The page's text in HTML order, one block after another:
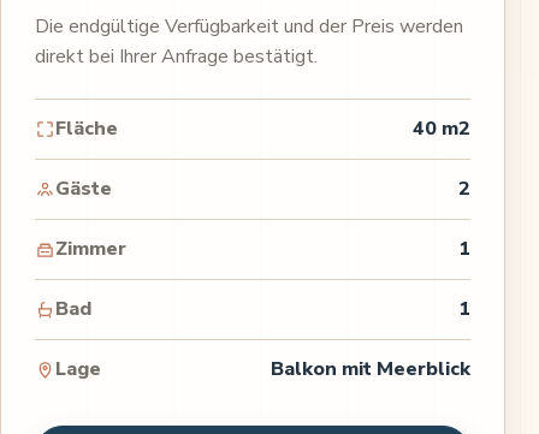
Die endgültige Verfügbarkeit und der Preis werden
direkt bei Ihrer Anfrage bestätigt.
Fläche 40 m2
Gäste 2
Zimmer 1
Bad 1
Lage Balkon mit Meerblick